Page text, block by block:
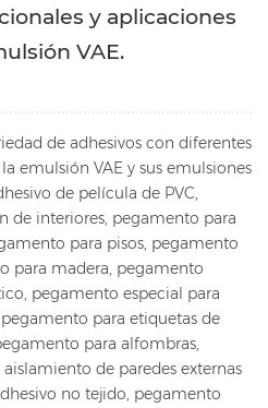
y aplicaciones
VAE.
de adhesivos con diferentes
emulsión VAE y sus emulsiones
de película de PVC,
de interiores, pegamento para
para pisos, pegamento
para madera, pegamento
pegamento especial para
para etiquetas de
para alfombras,
de paredes externas
no tejido, pegamento